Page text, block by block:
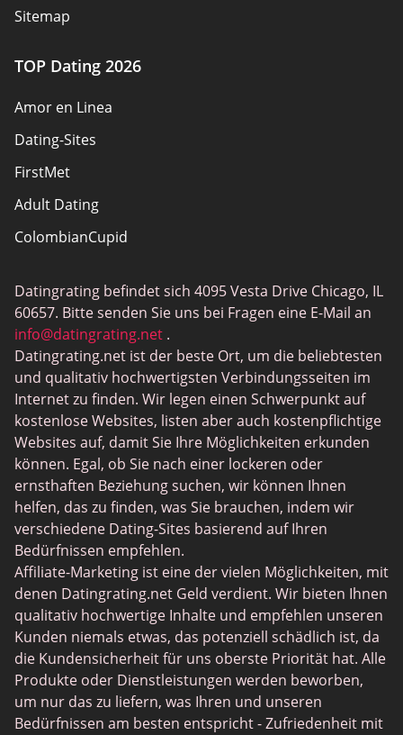
Sitemap
TOP Dating 2026
Amor en Linea
Dating-Sites
FirstMet
Adult Dating
ColombianCupid
MeetMindful
BDSM Dating
BBPeopleMeet
Sugar Daddy Sites
JPeopleMeet
Trans Dating
Senior Dating Sites
MyLOL
Gay Dating
Lesbian Dating
Black Dating Sites
SugarDaddyMeet
LatinAmericanCupid
CatholicMatch
Datingrating befindet sich 4095 Vesta Drive Chicago, IL
60657. Bitte senden Sie uns bei Fragen eine E-Mail an
info@datingrating.net .
Datingrating.net ist der beste Ort, um die beliebtesten
und qualitativ hochwertigsten Verbindungsseiten im
Internet zu finden. Wir legen einen Schwerpunkt auf
kostenlose Websites, listen aber auch kostenpflichtige
Websites auf, damit Sie Ihre Möglichkeiten erkunden
können. Egal, ob Sie nach einer lockeren oder
ernsthaften Beziehung suchen, wir können Ihnen
helfen, das zu finden, was Sie brauchen, indem wir
verschiedene Dating-Sites basierend auf Ihren
Bedürfnissen empfehlen.
Affiliate-Marketing ist eine der vielen Möglichkeiten, mit
denen Datingrating.net Geld verdient. Wir bieten Ihnen
qualitativ hochwertige Inhalte und empfehlen unseren
Kunden niemals etwas, das potenziell schädlich ist, da
die Kundensicherheit für uns oberste Priorität hat. Alle
Produkte oder Dienstleistungen werden beworben,
um nur das zu liefern, was Ihren und unseren
Bedürfnissen am besten entspricht - Zufriedenheit mit